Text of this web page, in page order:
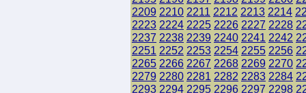
2209 2210 2211 2212 2213 2214
2223 2224 2225 2226 2227 2228
2237 2238 2239 2240 2241 2242
2251 2252 2253 2254 2255 2256
2265 2266 2267 2268 2269 2270
2279 2280 2281 2282 2283 2284
2293 2294 2295 2296 2297 2298